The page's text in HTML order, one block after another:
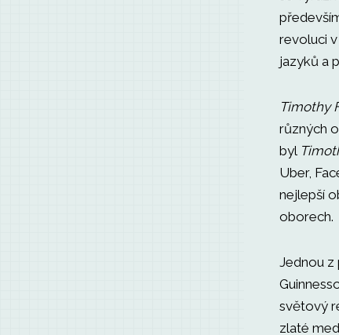
revoluci
jazyků a
Timothy
různých
byl
Uber,
nejlepší
oborech.
Jednou z
světový
zlaté